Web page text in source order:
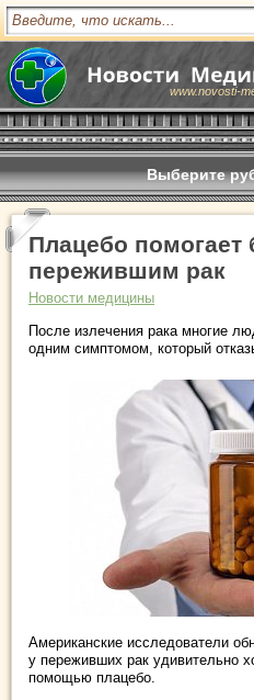
www.novosti-
Выберите
Плацебо
пережившим рак
Новости медицины
После излечения рака многие
одним симптомом, который
Американские исследователи
у переживших рак удивительно
помощью плацебо.